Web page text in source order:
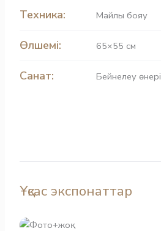
Техника: Майлы бояу
Өлшемі: 65×55 см
Санат: Бейнелеу өнері
Ұқсас экспонаттар